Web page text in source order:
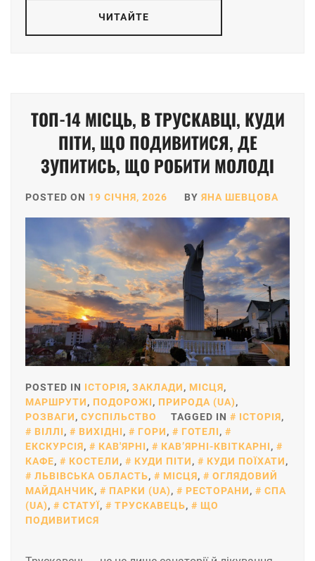
ЧИТАЙТЕ
ТОП-14 МІСЦЬ, В ТРУСКАВЦІ, КУДИ
ПІТИ, ЩО ПОДИВИТИСЯ, ДЕ
ЗУПИТИСЬ, ЩО РОБИТИ МОЛОДІ
POSTED ON 19 СІЧНЯ, 2026 BY ЯНА ШЕВЦОВА
POSTED IN ІСТОРІЯ, ЗАКЛАДИ, МІСЦЯ,
МАРШРУТИ, ПОДОРОЖІ, ПРИРОДА (UA),
РОЗВАГИ, СУСПІЛЬСТВО TAGGED IN ІСТОРІЯ,
ВІЛЛІ, ВИХІДНІ, ГОРИ, ГОТЕЛІ,
ЕКСКУРСІЯ, КАВ'ЯРНІ, КАВʼЯРНІ-КВІТКАРНІ,
КАФЕ, КОСТЕЛИ, КУДИ ПІТИ, КУДИ ПОЇХАТИ,
ЛЬВІВСЬКА ОБЛАСТЬ, МІСЦЯ,
ОГЛЯДОВИЙ
МАЙДАНЧИК, ПАРКИ (UA), РЕСТОРАНИ,
СПА
(UA), СТАТУЇ, ТРУСКАВЕЦЬ,
ЩО
ПОДИВИТИСЯ